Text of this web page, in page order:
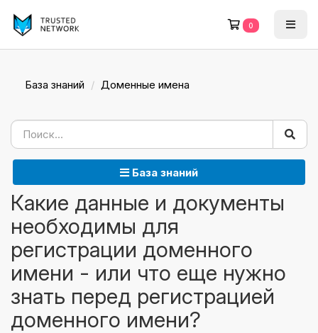
0
База знаний Доменные имена
База знаний
Какие данные и документы
необходимы для
регистрации доменного
имени - или что еще нужно
знать перед регистрацией
доменного имени?